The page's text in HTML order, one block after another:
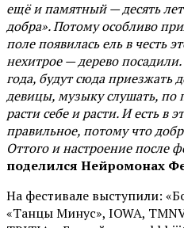
ещё и памятный — десять
добра». Потому особливо
поле появилась ель в честь
нехитрое — дерево
года, будут сюда
девицы, музыку слушать, по
расти себе и расти. И есть в
правильное, потому что
Оттого и настроение после
поделился Нейромонах
На фестивале выступили:
«Танцы Минус», IOWA,